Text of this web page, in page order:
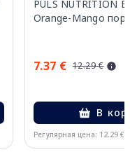
PULS NUTRITION
Orange-Mango
7.37 € 12.29 €
В
Регулярная цена: 12.29 €